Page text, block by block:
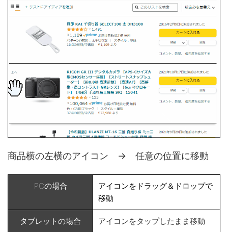
商品横の左横のアイコン → 任意の位置に移動
PCの場合
アイコンをドラッグ＆ドロップで
移動
タブレットの場合 アイコンをタップしたまま移動